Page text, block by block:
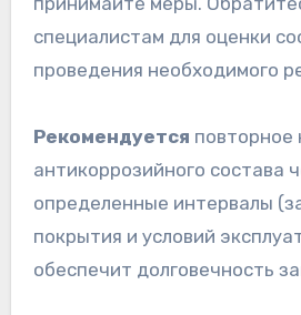
специалистам для оценки
проведения необходимого
Рекомендуется повторное
антикоррозийного состава
определенные интервалы
покрытия и условий
обеспечит долговечность